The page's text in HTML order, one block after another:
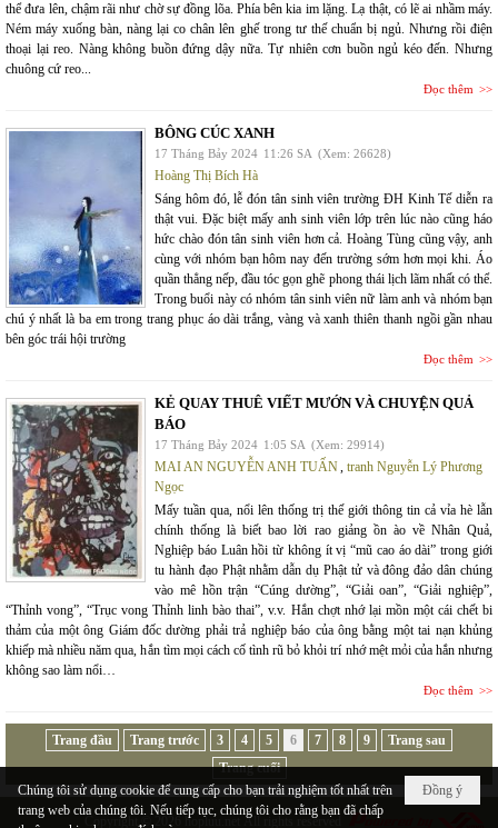
thể đưa lên, chậm rãi như chờ sự đồng lõa. Phía bên kia im lặng. Lạ thật, có lẽ ai nhầm máy.
Ném máy xuống bàn, nàng lại co chân lên ghế trong tư thế chuẩn bị ngủ. Nhưng rồi điện
thoại lại reo. Nàng không buồn đứng dậy nữa. Tự nhiên cơn buồn ngủ kéo đến. Nhưng
chuông cứ reo...
Đọc thêm
BÔNG CÚC XANH
17 Tháng Bảy 2024 11:26 SA (Xem: 26628)
Hoàng Thị Bích Hà
Sáng hôm đó, lễ đón tân sinh viên trường ĐH Kinh Tế diễn ra
thật vui. Đặc biệt mấy anh sinh viên lớp trên lúc nào cũng háo
hức chào đón tân sinh viên hơn cả. Hoàng Tùng cũng vậy, anh
cùng với nhóm bạn hôm nay đến trường sớm hơn mọi khi. Áo
quần thẳng nếp, đầu tóc gọn ghẽ phong thái lịch lãm nhất có thể.
Trong buổi này có nhóm tân sinh viên nữ làm anh và nhóm bạn
chú ý nhất là ba em trong trang phục áo dài trắng, vàng và xanh thiên thanh ngồi gần nhau
bên góc trái hội trường
Đọc thêm
KẺ QUAY THUÊ VIẾT MƯỚN VÀ CHUYỆN QUẢ
BÁO
17 Tháng Bảy 2024 1:05 SA (Xem: 29914)
MAI AN NGUYỄN ANH TUẤN, tranh Nguyễn Lý Phương
Ngọc
Mấy tuần qua, nổi lên thống trị thế giới thông tin cả vỉa hè lẫn
chính thống là biết bao lời rao giảng ồn ào về Nhân Quả,
Nghiệp báo Luân hồi từ không ít vị “mũ cao áo dài” trong giới
tu hành đạo Phật nhằm dẫn dụ Phật tử và đông đảo dân chúng
vào mê hồn trận “Cúng dường”, “Giải oan”, “Giải nghiệp”,
“Thỉnh vong”, “Trục vong Thỉnh linh bào thai”, v.v. Hắn chợt nhớ lại mồn một cái chết bi
thảm của một ông Giám đốc dường phải trả nghiệp báo của ông bằng một tai nạn khủng
khiếp mà nhiều năm qua, hắn tìm mọi cách cố tình rũ bỏ khỏi trí nhớ mệt mỏi của hắn nhưng
không sao làm nổi…
Đọc thêm
Trang đầu Trang trước 3 4 5 6 7 8 9
Trang sau
Trang cuối
Copyright © 2026 hopluu.net All rights reserved
Đồng ý
Chúng tôi sử dụng cookie để cung cấp cho bạn trải nghiệm tốt nhất trên
trang web của chúng tôi. Nếu tiếp tục, chúng tôi cho rằng bạn đã chấp